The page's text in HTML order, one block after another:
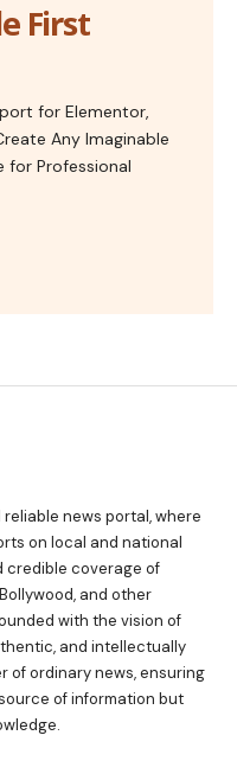
First
for Elementor,
Any Imaginable
for Professional
news portal, where
on local and national
coverage of
and other
with the vision of
and intellectually
of ordinary news, ensuring
of information but